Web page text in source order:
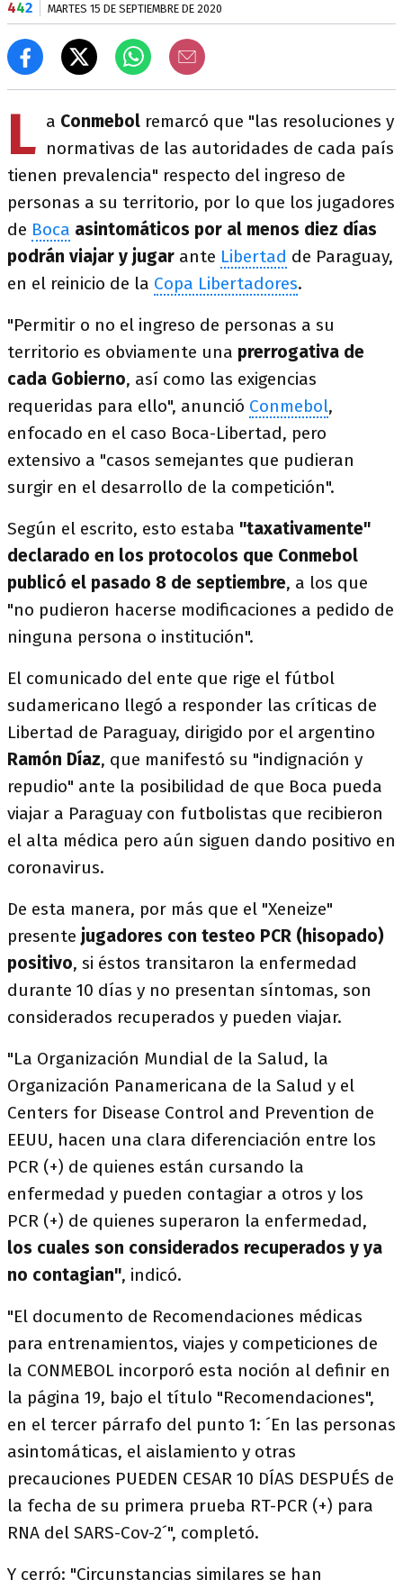
442 MARTES 15 DE SEPTIEMBRE DE 2020
L a Conmebol remarcó que "las resoluciones y
normativas de las autoridades de cada país
tienen prevalencia" respecto del ingreso de
personas a su territorio, por lo que los jugadores
de Boca asintomáticos por al menos diez días
podrán viajar y jugar ante Libertad de Paraguay,
en el reinicio de la Copa Libertadores.
"Permitir o no el ingreso de personas a su
territorio es obviamente una prerrogativa de
cada Gobierno, así como las exigencias
requeridas para ello", anunció Conmebol,
enfocado en el caso Boca-Libertad, pero
extensivo a "casos semejantes que pudieran
surgir en el desarrollo de la competición".
Según el escrito, esto estaba "taxativamente"
declarado en los protocolos que Conmebol
publicó el pasado 8 de septiembre, a los que
"no pudieron hacerse modificaciones a pedido de
ninguna persona o institución".
El comunicado del ente que rige el fútbol
sudamericano llegó a responder las críticas de
Libertad de Paraguay, dirigido por el argentino
Ramón Díaz, que manifestó su "indignación y
repudio" ante la posibilidad de que Boca pueda
viajar a Paraguay con futbolistas que recibieron
el alta médica pero aún siguen dando positivo en
coronavirus.
De esta manera, por más que el "Xeneize"
presente jugadores con testeo PCR (hisopado)
positivo, si éstos transitaron la enfermedad
durante 10 días y no presentan síntomas, son
considerados recuperados y pueden viajar.
"La Organización Mundial de la Salud, la
Organización Panamericana de la Salud y el
Centers for Disease Control and Prevention de
EEUU, hacen una clara diferenciación entre los
PCR (+) de quienes están cursando la
enfermedad y pueden contagiar a otros y los
PCR (+) de quienes superaron la enfermedad,
los cuales son considerados recuperados y ya
no contagian", indicó.
"El documento de Recomendaciones médicas
para entrenamientos, viajes y competiciones de
la CONMEBOL incorporó esta noción al definir en
la página 19, bajo el título "Recomendaciones",
en el tercer párrafo del punto 1: ´En las personas
asintomáticas, el aislamiento y otras
precauciones PUEDEN CESAR 10 DÍAS DESPUÉS de
la fecha de su primera prueba RT-PCR (+) para
RNA del SARS-Cov-2´", completó.
Y cerró: "Circunstancias similares se han